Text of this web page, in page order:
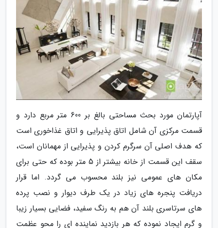
آپارتمان مورد بحث مساحتی بالغ بر 600 متر مربع دارد و
قسمت مرکزی آن شامل اتاق پذیرایی و اتاق غذاخوری است
که هدف اصلی آن سرگرم کردن و پذیرایی از مهمانان است،
سقف این قسمت از خانه بیشتر از 5 متر بوده که حتی برای
مکان های عمومی نیز بلند محسوب می گردد. اما قرار
دریافت پنجره های زیاد در یک طرف دیوار و نصب پرده
های سرتاسری بلند آن هم به رنگ سفید، فضایی بسیار زیبا
و گرم ایجاد نموده که هر بازدید نماینده ای را محو عظمت